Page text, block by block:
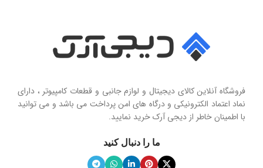
فروشگاه آنلاین کالای دیجیتال و لوازم جانبی و قطعات کامپیوتر ، دارای
نماد اعتماد الکترونیکی و درگاه های امن پرداخت می باشد و می توانید
با اطمینان خاطر از دیجی آرک خرید نمایید.
ما را دنبال کنید